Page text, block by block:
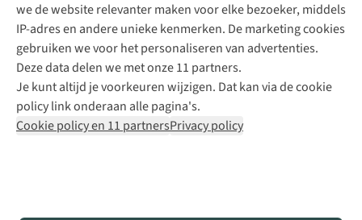
we de website relevanter maken voor elke bezoeker, middels
IP-adres en andere unieke kenmerken. De marketing cookies
gebruiken we voor het personaliseren van advertenties.
Deze data delen we met onze 11 partners.
Je kunt altijd je voorkeuren wijzigen. Dat kan via de cookie
policy link onderaan alle pagina's.
Cookie policy en 11 partnersPrivacy policy